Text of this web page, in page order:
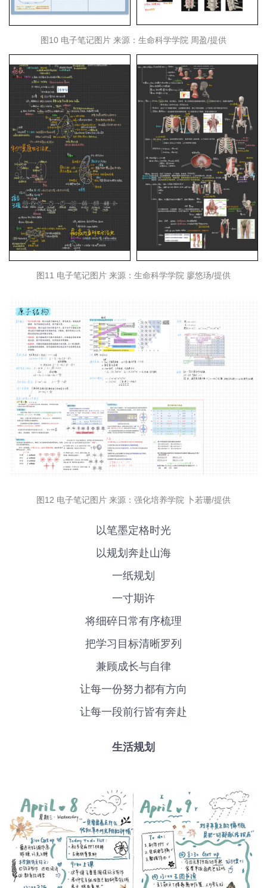
图10 电子笔记图片 来源：生命科学学院 周盈/提供
图11 电子笔记图片 来源：生命科学学院 廖悠玚/提供
图12 电子笔记图片 来源：强化培养学院 卜若珊/提供
以笔墨定格时光
以规划奔赴山海
一纸规划
一寸期许
将细碎日常有序梳理
把学习目标清晰罗列
兼顾成长与自律
让每一份努力都有方向
让每一段前行皆有奔赴
生活规划